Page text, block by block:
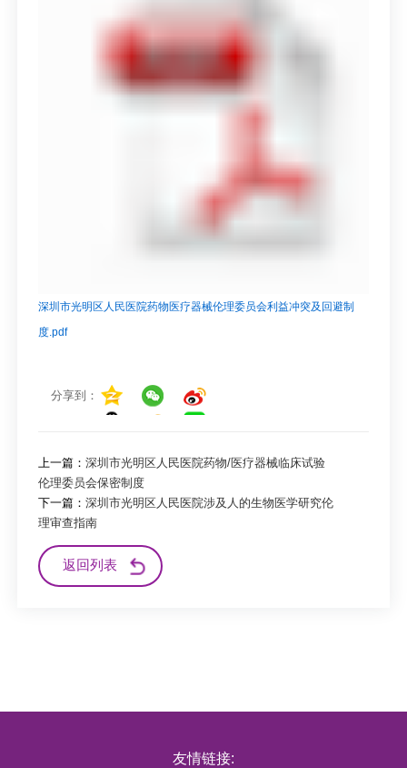
深圳市光明区人民医院药物医疗器械伦理委员会利益冲突及回避制
度.pdf
分享到：
上一篇：深圳市光明区人民医院药物/医疗器械临床试验
伦理委员会保密制度
下一篇：深圳市光明区人民医院涉及人的生物医学研究伦
理审查指南
返回列表
友情链接: